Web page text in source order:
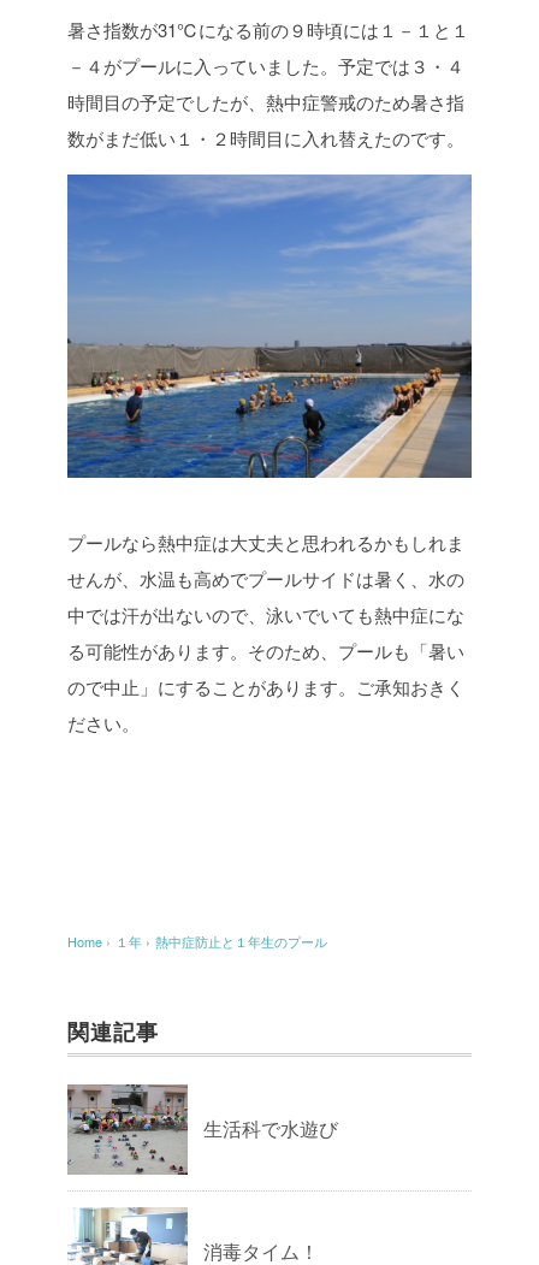
暑さ指数が31℃になる前の９時頃には１－１と１
－４がプールに入っていました。予定では３・４
時間目の予定でしたが、熱中症警戒のため暑さ指
数がまだ低い１・２時間目に入れ替えたのです。
プールなら熱中症は大丈夫と思われるかもしれま
せんが、水温も高めでプールサイドは暑く、水の
中では汗が出ないので、泳いでいても熱中症にな
る可能性があります。そのため、プールも「暑い
ので中止」にすることがあります。ご承知おきく
ださい。
Home › １年 › 熱中症防止と１年生のプール
関連記事
生活科で水遊び
消毒タイム！